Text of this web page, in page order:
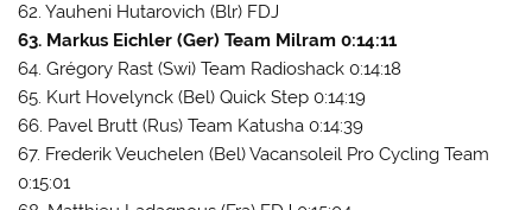
62. Yauheni Hutarovich (Blr) FDJ
63. Markus Eichler (Ger) Team Milram 0:14:11
64. Grégory Rast (Swi) Team Radioshack 0:14:18
65. Kurt Hovelynck (Bel) Quick Step 0:14:19
66. Pavel Brutt (Rus) Team Katusha 0:14:39
67. Frederik Veuchelen (Bel) Vacansoleil Pro Cycling Team
0:15:01